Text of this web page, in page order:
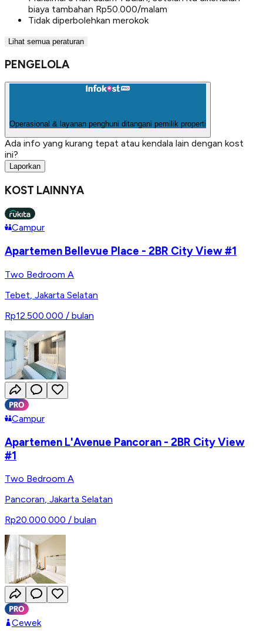
biaya tambahan Rp50.000/malam
Tidak diperbolehkan merokok
Lihat semua peraturan
PENGELOLA
Operasional & layanan penghuni ditangani pemilik properti
Ada info yang kurang tepat atau kendala lain dengan kost
ini?
Laporkan
KOST LAINNYA
Campur
Apartemen Bellevue Place - 2BR City View #1
Two Bedroom A
Tebet Jakarta Selatan
Rp12.500.000 / bulan
Campur
Apartemen L'Avenue Pancoran - 2BR City View
#1
Two Bedroom A
Pancoran, Jakarta Selatan
Rp20.000.000 / bulan
Cewek